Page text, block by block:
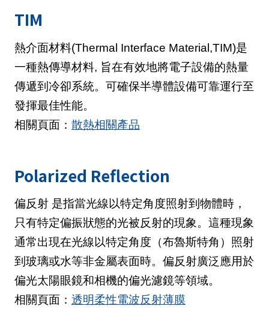
TIM
熱介面材料(Thermal Interface Material,TIM)是
一種熱傳導材料, 旨在有效地將電子設備的熱量
傳遞到冷卻系統。可確保半導體設備可靠運行至
發揮最佳性能。
相關頁面： 散熱相關產品
Polarized Reflection
偏反射 是指當光線以特定角度照射到物體時，
只有特定偏振狀態的光被反射的現象。這種現象
通常出現在光線以特定角度（布魯斯特角）照射
到玻璃或水等非金屬表面時。偏反射廣泛應用於
偏光太陽眼鏡和相機的偏光濾鏡等領域。
相關頁面： 透明柔性電波反射薄膜